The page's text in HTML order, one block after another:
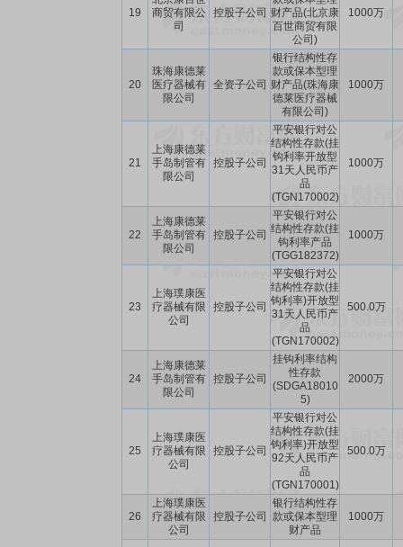
19
商贸有限公
司
控股子公司 财产品(北京康
百世商贸有限
公司)
1000万
20
珠海康德莱
医疗器械有
限公司
全资子公司
银行结构性存
款或保本型理
财产品(珠海康
德莱医疗器械
有限公司)
1000万
21
上海康德莱
手岛制管有
限公司
控股子公司
平安银行对公
结构性存款(挂
钩利率开放型
31天人民币产
品
(TGN170002)
1000万
22
上海康德莱
手岛制管有
限公司
控股子公司
平安银行对公
结构性存款(挂
钩利率产品
(TGG182372)
1000万
23
上海璞康医
疗器械有限
公司
控股子公司
平安银行对公
结构性存款(挂
钩利率)开放型
31天人民币产
品
(TGN170002)
500.0万
24
上海康德莱
手岛制管有
限公司
控股子公司
挂钩利率结构
性存款
(SDGA18010
5)
2000万
25
上海璞康医
疗器械有限
公司
控股子公司
平安银行对公
结构性存款(挂
钩利率)开放型
92天人民币产
品
(TGN170001)
500.0万
26
上海璞康医
疗器械有限
公司
控股子公司
银行结构性存
款或保本型理
财产品
1000万